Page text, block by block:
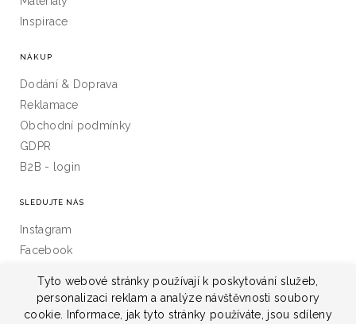
Tyto webové stránky používají k poskytování služeb,
personalizaci reklam a analýze návštěvnosti soubory
cookie. Informace, jak tyto stránky používáte, jsou sdíleny
Inspirace
NÁKUP
Dodání & Doprava
Reklamace
Obchodní podmínky
GDPR
B2B - login
SLEDUJTE NÁS
Instagram
Facebook